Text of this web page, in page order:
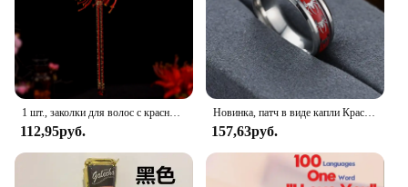
1 шт., заколки для волос с красным цветком, боковые зажимы, элегантный головной убор с цветочным принтом, цепочка с кисточками, головные уборы для женщин, невеста, китайские свадебные украшения для волос
112,95руб.
Новинка, патч в виде капли Красного паука, мужские и женские кольца, готические персонализированные ювелирные браслеты 2024
157,63руб.